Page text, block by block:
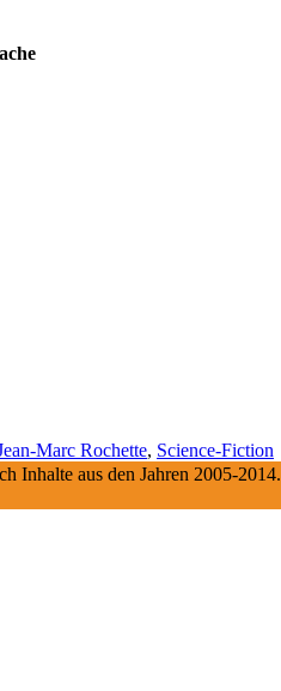
Marc Rochette, Science-Fiction
Inhalte aus den Jahren 2005-2014.